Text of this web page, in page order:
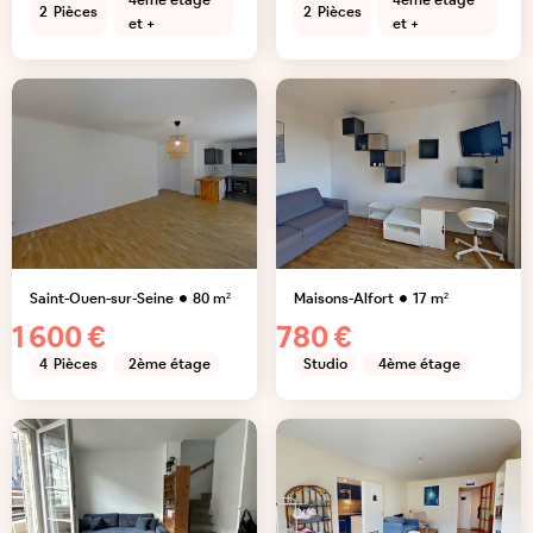
2 Pièces
et +
2 Pièces
et +
Saint-Ouen-sur-Seine 80m²
1 600 €
4 Pièces 2ème étage
Maisons-Alfort 17m²
780 €
Studio 4ème étage